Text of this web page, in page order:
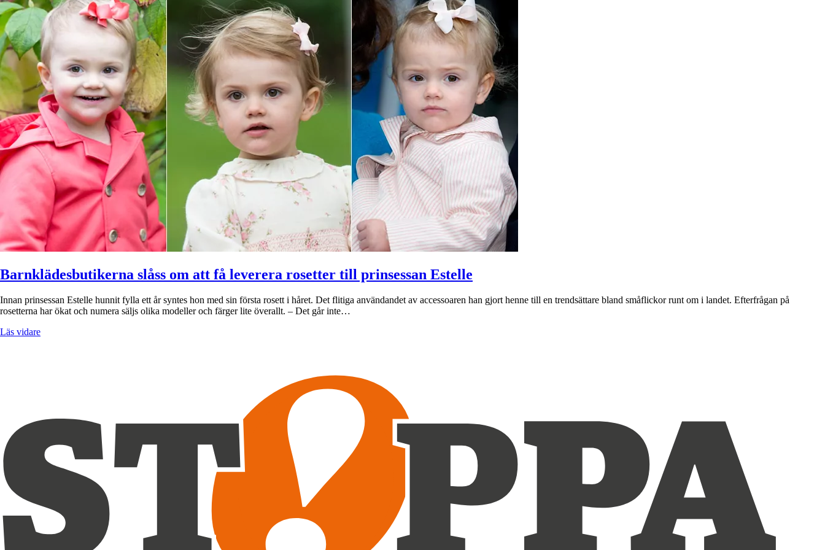
Barnklädesbutikerna slåss om att få leverera rosetter till prinsessan Estelle
Innan prinsessan Estelle hunnit fylla ett år syntes hon med sin första rosett i håret. Det flitiga användandet av accessoaren han gjort henne till en trendsättare bland småflickor runt om i landet. Efterfrågan på
rosetterna har ökat och numera säljs olika modeller och färger lite överallt. – Det går inte…
Läs vidare